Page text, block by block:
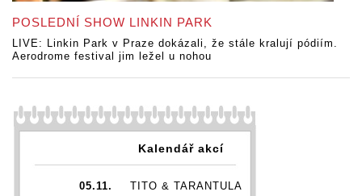
POSLEDNÍ SHOW LINKIN PARK
LIVE: Linkin Park v Praze dokázali, že stále kralují pódiím.
Aerodrome festival jim ležel u nohou
Kalendář akcí
05.11.
TITO & TARANTULA